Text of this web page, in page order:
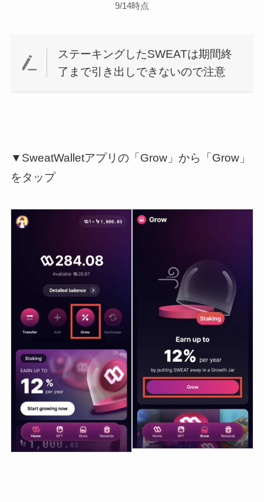
9/14時点
ステーキングしたSWEATは期間終
了まで引き出しできないので注意
▼SweatWalletアプリの「Grow」から「Grow」
をタップ